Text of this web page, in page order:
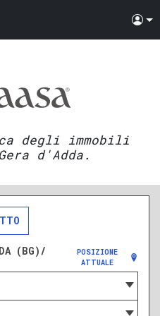
degli immobili
d'Adda.
(BG)/
POSIZIONE
ATTUALE